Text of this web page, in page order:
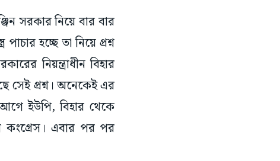
সরকার নিয়ে বার বার
হচ্ছে তা নিয়ে প্রশ্ন
নিয়ন্ত্রাধীন বিহার
সেই প্রশ্ন। অনেকেই এর
আগে ইউপি, বিহার থেকে
কংগ্রেস। এবার পর পর